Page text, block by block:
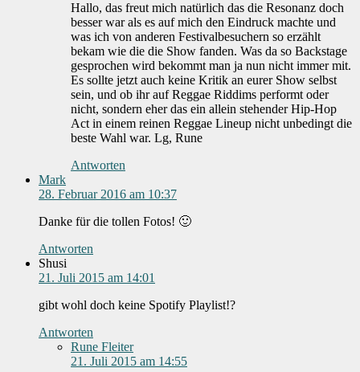
Hallo, das freut mich natürlich das die Resonanz doch
besser war als es auf mich den Eindruck machte und
was ich von anderen Festivalbesuchern so erzählt
bekam wie die die Show fanden. Was da so Backstage
gesprochen wird bekommt man ja nun nicht immer mit.
Es sollte jetzt auch keine Kritik an eurer Show selbst
sein, und ob ihr auf Reggae Riddims performt oder
nicht, sondern eher das ein allein stehender Hip-Hop
Act in einem reinen Reggae Lineup nicht unbedingt die
beste Wahl war. Lg, Rune
Antworten
Mark
28. Februar 2016 am 10:37
Danke für die tollen Fotos! 🙂
Antworten
Shusi
21. Juli 2015 am 14:01
gibt wohl doch keine Spotify Playlist!?
Antworten
Rune Fleiter
21. Juli 2015 am 14:55